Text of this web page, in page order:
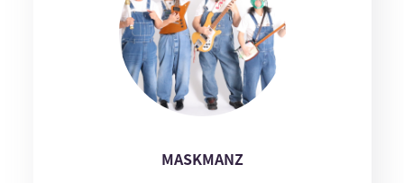
MASKMANZ